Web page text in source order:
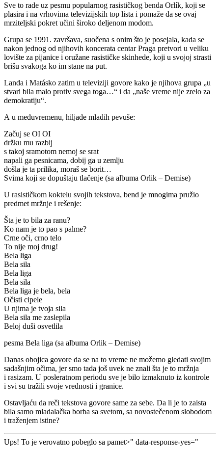
Sve to rade uz pesmu popularnog rasističkog benda Orlík, koji se
plasira i na vrhovima televizijskih top lista i pomaže da se ovaj
mrziteljski pokret učini široko deljenom modom.
Grupa se 1991. završava, suočena s onim što je posejala, kada se
nakon jednog od njihovih koncerata centar Praga pretvori u veliku
lovište za pijanice i oružane rasističke skinhede, koji u svojoj strasti
brišu svakoga ko im stane na put.
Landa i Matásko zatim u televiziji govore kako je njihova grupa „u
stvari bila malo protiv svega toga…“ i da „naše vreme nije zrelo za
demokratiju“.
A u međuvremenu, hiljade mladih pevuše:
Začuj se OI OI
držku mu razbij
s takoj sramotom nemoj se srat
napali ga pesnicama, dobij ga u zemlju
došla je ta prilika, moraš se borit…
Svima koji se dopuštaju tlačenje (sa albuma Orlik – Demise)
U rasističkom koktelu svojih tekstova, bend je mnogima pružio
predmet mržnje i rešenje:
Šta je to bila za ranu?
Ko nam je to pao s palme?
Crne oči, crno telo
To nije moj drug!
Bela liga
Bela sila
Bela liga
Bela sila
Bela liga je bela, bela
Očisti cipele
U njima je tvoja sila
Bela sila me zaslepila
Beloj duši osvetlila
pesma Bela liga (sa albuma Orlik – Demise)
Danas obojica govore da se na to vreme ne možemo gledati svojim
sadašnjim očima, jer smo tada još uvek ne znali šta je to mržnja
i rasizam. U posleratnom periodu sve je bilo izmaknuto iz kontrole
i svi su tražili svoje vrednosti i granice.
Ostavljaću da reči tekstova govore same za sebe. Da li je to zaista
bila samo mladalačka borba sa svetom, sa novostečenom slobodom
i traženjem istine?
Ups! To je verovatno pobeglo sa pamet>" data-response-yes="